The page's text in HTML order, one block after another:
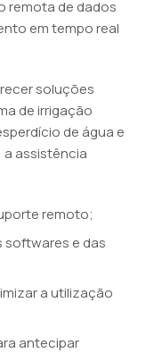
remota de dados
em tempo real
soluções
de irrigação
de água e
a assistência
remoto;
e das
a utilização
antecipar